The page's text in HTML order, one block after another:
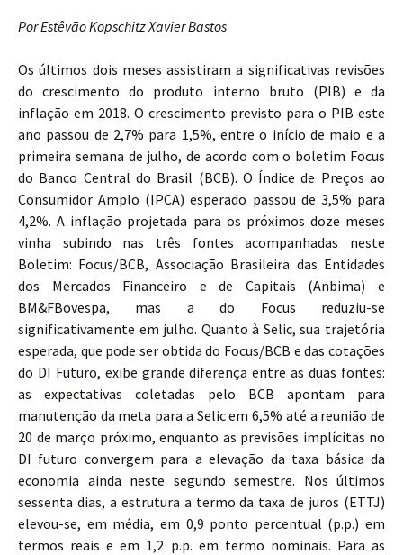
Por Estêvão Kopschitz Xavier Bastos
Os últimos dois meses assistiram a significativas revisões
do crescimento do produto interno bruto (PIB) e da
inflação em 2018. O crescimento previsto para o PIB este
ano passou de 2,7% para 1,5%, entre o início de maio e a
primeira semana de julho, de acordo com o boletim Focus
do Banco Central do Brasil (BCB). O Índice de Preços ao
Consumidor Amplo (IPCA) esperado passou de 3,5% para
4,2%. A inflação projetada para os próximos doze meses
vinha subindo nas três fontes acompanhadas neste
Boletim: Focus/BCB, Associação Brasileira das Entidades
dos Mercados Financeiro e de Capitais (Anbima) e
BM&FBovespa, mas a do Focus reduziu-se
significativamente em julho. Quanto à Selic, sua trajetória
esperada, que pode ser obtida do Focus/BCB e das cotações
do DI Futuro, exibe grande diferença entre as duas fontes:
as expectativas coletadas pelo BCB apontam para
manutenção da meta para a Selic em 6,5% até a reunião de
20 de março próximo, enquanto as previsões implícitas no
DI futuro convergem para a elevação da taxa básica da
economia ainda neste segundo semestre. Nos últimos
sessenta dias, a estrutura a termo da taxa de juros (ETTJ)
elevou-se, em média, em 0,9 ponto percentual (p.p.) em
termos reais e em 1,2 p.p. em termo nominais. Para as